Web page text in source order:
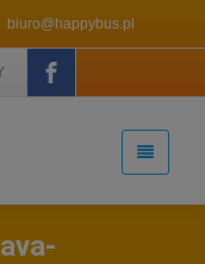
biuro@happybus.pl